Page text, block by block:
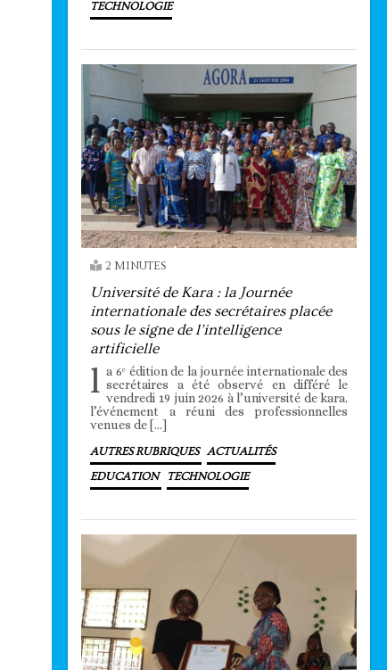
TECHNOLOGIE
2 MINUTES
Université de Kara : la Journée
internationale des secrétaires placée
sous le signe de l’intelligence
artificielle
l a 6ᵉ édition de la journée internationale des
secrétaires a été observé en différé le
vendredi 19 juin 2026 à l’université de kara.
l’événement a réuni des professionnelles
venues de […]
AUTRES RUBRIQUES ACTUALITÉS
EDUCATION TECHNOLOGIE